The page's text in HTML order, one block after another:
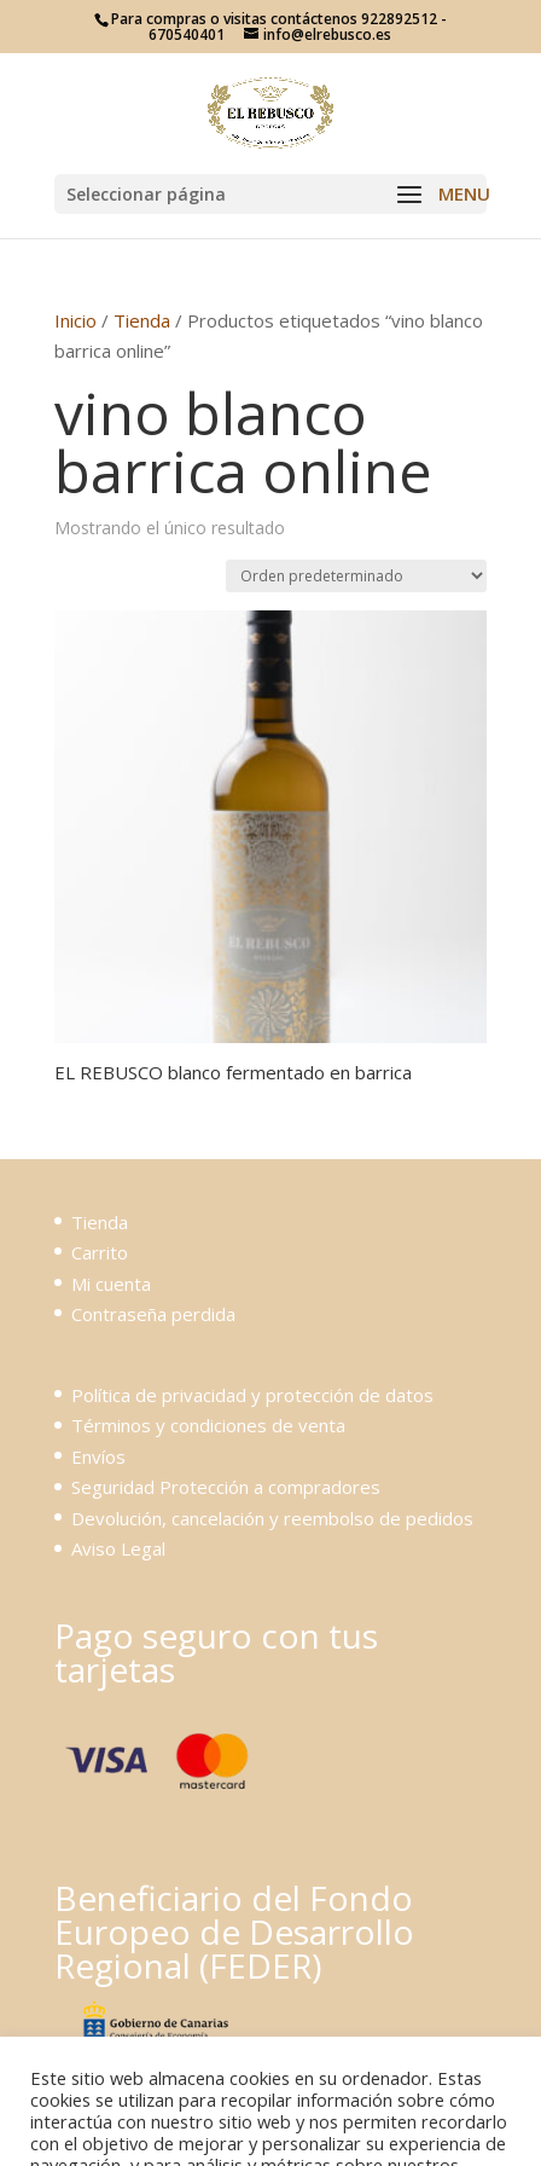
Para compras o visitas contáctenos 922892512 -
670540401 info@elrebusco.es
Seleccionar página
Inicio / Tienda / Productos etiquetados “vino blanco
barrica online”
vino blanco
barrica online
Mostrando el único resultado
EL REBUSCO blanco fermentado en barrica
Tienda
Carrito
Mi cuenta
Contraseña perdida
Política de privacidad y protección de datos
Términos y condiciones de venta
Envíos
Seguridad Protección a compradores
Devolución, cancelación y reembolso de pedidos
Aviso Legal
Pago seguro con tus
tarjetas
Beneficiario del Fondo
Europeo de Desarrollo
Regional (FEDER)
Este sitio web almacena cookies en su ordenador. Estas
cookies se utilizan para recopilar información sobre cómo
interactúa con nuestro sitio web y nos permiten recordarlo
con el objetivo de mejorar y personalizar su experiencia de